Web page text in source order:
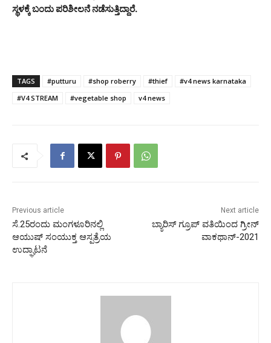
ಸ್ಥಳಕ್ಕೆ ಬಂದು ಪರಿಶೀಲನೆ ನಡೆಸುತ್ತಿದ್ದಾರೆ.
TAGS #putturu #shop roberry #thief
#v4 news karnataka
#V4 STREAM
#vegetable shop v4 news
Previous article
ಸೆ.25ರಂದು ಮಂಗಳೂರಿನಲ್ಲಿ
ಆಯುಷ್ ಸಂಯುಕ್ತ ಆಸ್ಪತ್ರೆಯ
ಉದ್ಘಾಟನೆ
Next article
ಬ್ಯಾರಿಸ್ ಗ್ರೂಪ್ ವತಿಯಿಂದ ಗ್ರೀನ್
ವಾಕಥಾನ್-2021